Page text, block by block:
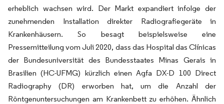
erheblich wachsen wird. Der Markt expandiert infolge der
zunehmenden Installation direkter Radiografiegeräte in
Krankenhäusern. So besagt beispielsweise eine
Pressemitteilung vom Juli 2020, dass das Hospital das Clínicas
der Bundesuniversität des Bundesstaates Minas Gerais in
Brasilien (HC-UFMG) kürzlich einen Agfa DX-D 100 Direct
Radiography (DR) erworben hat, um die Anzahl der
Röntgenuntersuchungen am Krankenbett zu erhöhen. Ähnlich